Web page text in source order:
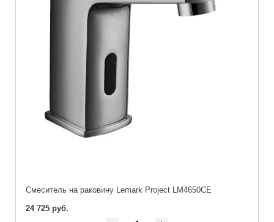
Cмеситель на раковину Lemark Project LM4650CE
24 725 руб.